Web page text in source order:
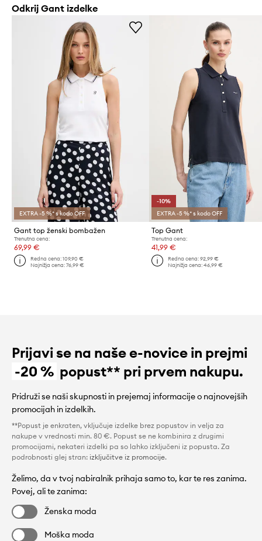
Odkrij Gant izdelke
EXTRA -5 %* s kodo OFF
Gant top ženski bombažen
Trenutna cena:
69,99 €
Redna cena:109,90 €
Najnižja cena:76,99 €
-10%
EXTRA -5 %* s kodo OFF
Top Gant
Trenutna cena:
41,99 €
Redna cena: 92,99 €
Najnižja cena: 46,99 €
Prijavi se na naše e-novice in prejmi
-20 % popust** pri prvem nakupu.
Pridruži se naši skupnosti in prejemaj informacije o najnovejših
promocijah in izdelkih.
**Popust je enkraten, vključuje izdelke brez popustov in velja za
nakupe v vrednosti min. 80 €. Popust se ne kombinira z drugimi
promocijami, nekateri izdelki pa so lahko izključeni iz popusta. Za
podrobnosti glej stran: izključitve iz promocije.
Želimo, da v tvoj nabiralnik prihaja samo to, kar te res zanima.
Povej, ali te zanima:
Ženska moda
Moška moda